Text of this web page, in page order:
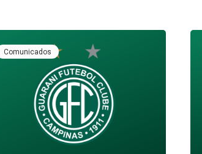
Comunicados